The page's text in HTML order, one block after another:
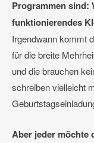
Programmen sind:
funktionierendes
Irgendwann kommt
für die breite
und die brauchen
schreiben vielleicht
Aber jeder möchte